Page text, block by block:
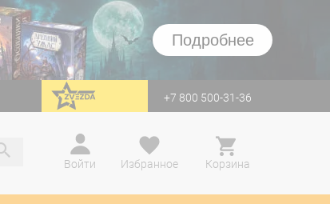
Подробнее
перейти на Zvezda +7 800 500-31-36
Войти
Избранное Корзина